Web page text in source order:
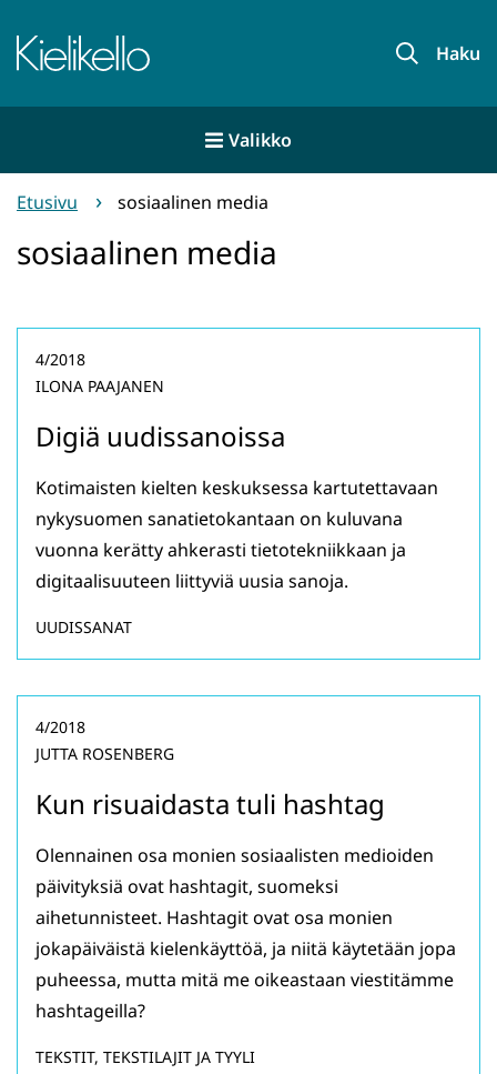
sisältöön
Etusivu Haku
Valikko
Etusivu sosiaalinen media
sosiaalinen media
Digiä uudissanoissa
4/2018
ILONA PAAJANEN
Kotimaisten kielten keskuksessa kartutettavaan
nykysuomen sanatietokantaan on kuluvana
vuonna kerätty ahkerasti tietotekniikkaan ja
digitaalisuuteen liittyviä uusia sanoja.
UUDISSANAT
Kun risuaidasta tuli hashtag
4/2018
JUTTA ROSENBERG
Olennainen osa monien sosiaalisten medioiden
päivityksiä ovat hashtagit, suomeksi
aihetunnisteet. Hashtagit ovat osa monien
jokapäiväistä kielenkäyttöä, ja niitä käytetään jopa
puheessa, mutta mitä me oikeastaan viestitämme
hashtageilla?
TEKSTIT, TEKSTILAJIT JA TYYLI